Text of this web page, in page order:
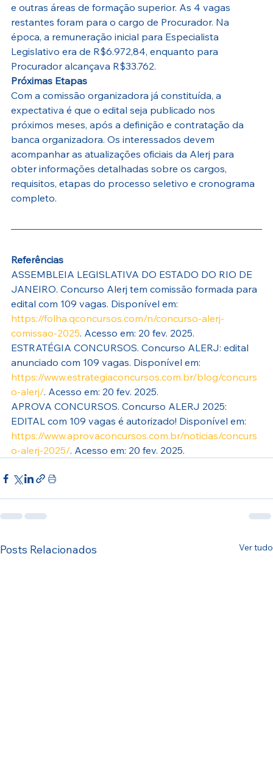
e outras áreas de formação superior. As 4 vagas
restantes foram para o cargo de Procurador. Na
época, a remuneração inicial para Especialista
Legislativo era de R$6.972,84, enquanto para
Procurador alcançava R$33.762.
Próximas Etapas
Com a comissão organizadora já constituída, a
expectativa é que o edital seja publicado nos
próximos meses, após a definição e contratação da
banca organizadora. Os interessados devem
acompanhar as atualizações oficiais da Alerj para
obter informações detalhadas sobre os cargos,
requisitos, etapas do processo seletivo e cronograma
completo.
Referências
ASSEMBLEIA LEGISLATIVA DO ESTADO DO RIO DE
JANEIRO. Concurso Alerj tem comissão formada para
edital com 109 vagas. Disponível em:
https://folha.qconcursos.com/n/concurso-alerj-
comissao-2025. Acesso em: 20 fev. 2025.
ESTRATÉGIA CONCURSOS. Concurso ALERJ: edital
anunciado com 109 vagas. Disponível em:
https://www.estrategiaconcursos.com.br/blog/concurs
o-alerj/. Acesso em: 20 fev. 2025.
APROVA CONCURSOS. Concurso ALERJ 2025:
EDITAL com 109 vagas é autorizado! Disponível em:
https://www.aprovaconcursos.com.br/noticias/concurs
o-alerj-2025/. Acesso em: 20 fev. 2025.
Posts Relacionados Ver tudo